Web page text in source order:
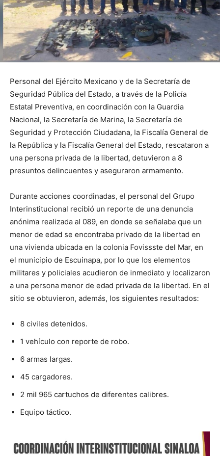
Personal del Ejército Mexicano y de la Secretaría de
Seguridad Pública del Estado, a través de la Policía
Estatal Preventiva, en coordinación con la Guardia
Nacional, la Secretaría de Marina, la Secretaría de
Seguridad y Protección Ciudadana, la Fiscalía General de
la República y la Fiscalía General del Estado, rescataron a
una persona privada de la libertad, detuvieron a 8
presuntos delincuentes y aseguraron armamento.
Durante acciones coordinadas, el personal del Grupo
Interinstitucional recibió un reporte de una denuncia
anónima realizada al 089, en donde se señalaba que un
menor de edad se encontraba privado de la libertad en
una vivienda ubicada en la colonia Fovissste del Mar, en
el municipio de Escuinapa, por lo que los elementos
militares y policiales acudieron de inmediato y localizaron
a una persona menor de edad privada de la libertad. En el
sitio se obtuvieron, además, los siguientes resultados:
8 civiles detenidos.
1 vehículo con reporte de robo.
6 armas largas.
45 cargadores.
2 mil 965 cartuchos de diferentes calibres.
Equipo táctico.